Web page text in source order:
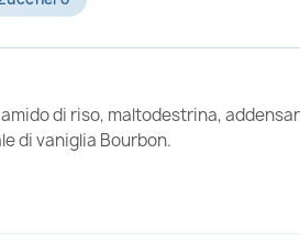
amido di riso, maltodestrina,
di vaniglia Bourbon.